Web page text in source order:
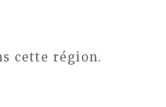
cette région.